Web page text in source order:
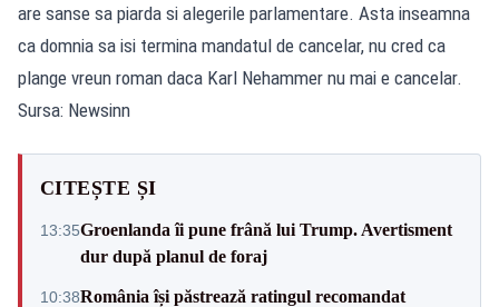
are sanse sa piarda si alegerile parlamentare. Asta inseamna
ca domnia sa isi termina mandatul de cancelar, nu cred ca
plange vreun roman daca Karl Nehammer nu mai e cancelar.
Sursa: Newsinn
CITEȘTE ȘI
13:35Groenlanda îi pune frână lui Trump. Avertisment
dur după planul de foraj
10:38România își păstrează ratingul recomandat